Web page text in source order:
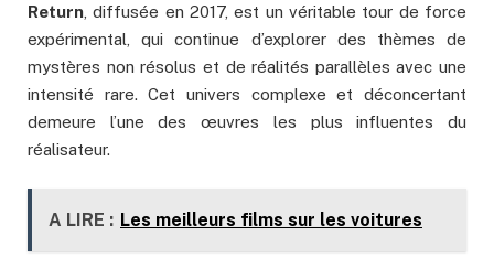
Return , diffusée en 2017, est un véritable tour de force
expérimental, qui continue d’explorer des thèmes de
mystères non résolus et de réalités parallèles avec une
intensité rare. Cet univers complexe et déconcertant
demeure l’une des œuvres les plus influentes du
réalisateur.
A LIRE : Les meilleurs films sur les voitures